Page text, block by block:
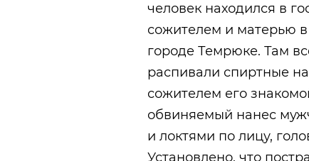
человек находился в
сожителем и матерью
городе Темрюке. Там
распивали спиртные
сожителем его
обвиняемый нанес
и локтями по лицу,
Установлено, что